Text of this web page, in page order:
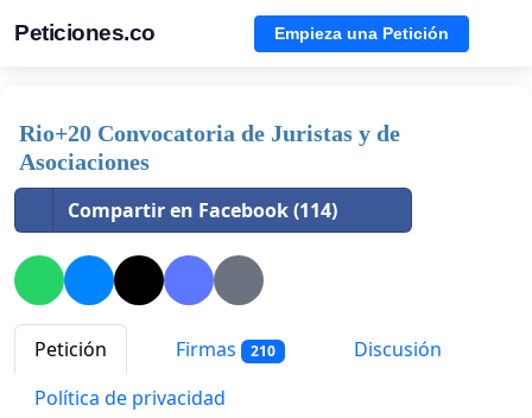
Peticiones.co Empieza una Petición
Rio+20 Convocatoria de Juristas y de
Asociaciones
Compartir en Facebook (114)
Petición Firmas 210
Discusión
Política de privacidad